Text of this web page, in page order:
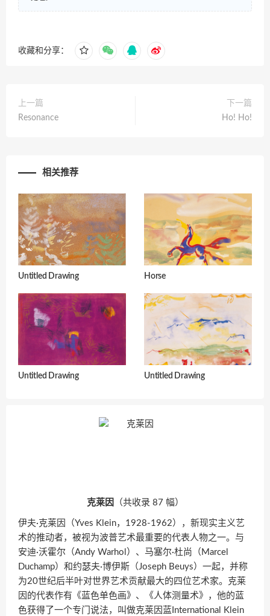
收藏和分享：
上一篇
Resonance
下一篇
Ho! Ho!
相关推荐
Untitled Drawing Horse
Untitled Drawing Untitled Drawing
克莱因 （共收录 87 幅）
伊夫·克莱因（Yves Klein，1928-1962），新现实主义艺
术的推动者，被视为波普艺术最重要的代表人物之一。与
安迪·沃霍尔（Andy Warhol）、马塞尔·杜尚（Marcel
Duchamp）和约瑟夫·博伊斯（Joseph Beuys）一起，并称
为20世纪后半叶对世界艺术贡献最大的四位艺术家。克莱
因的代表作有《蓝色单色画》、《人体测量术》，他的蓝
色获得了一个专门说法，叫做克莱因蓝International Klein